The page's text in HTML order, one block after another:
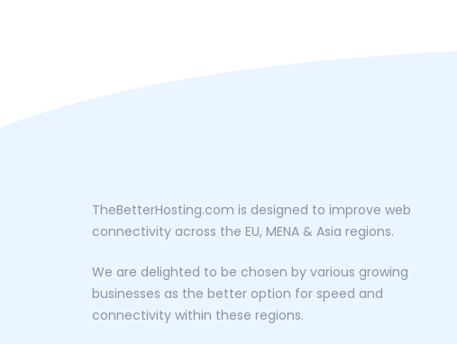
TheBetterHosting.com is designed to improve web
connectivity across the EU, MENA & Asia regions.
We are delighted to be chosen by various growing
businesses as the better option for speed and
connectivity within these regions.